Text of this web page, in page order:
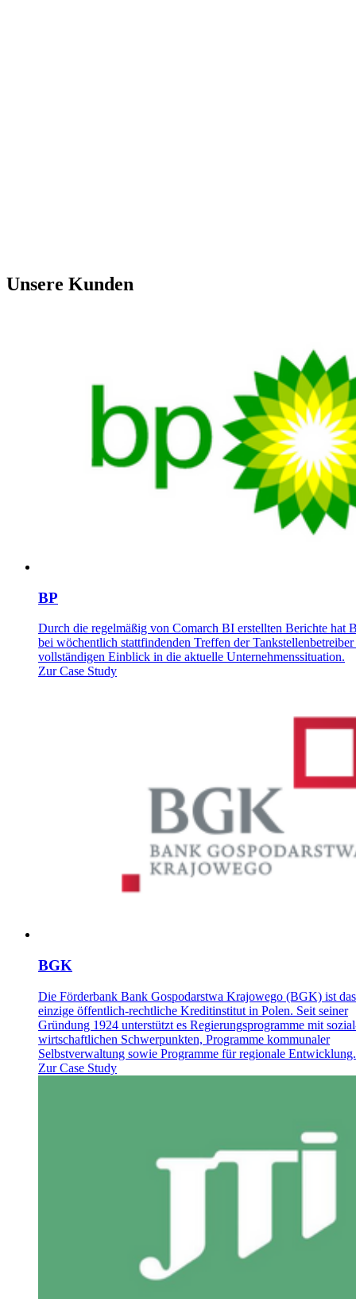
Unsere Kunden
BP
Durch die regelmäßig von Comarch BI erstellten Berichte hat
bei wöchentlich stattfindenden Treffen der Tankstellenbetreiber
vollständigen Einblick in die aktuelle Unternehmenssituation.
Zur Case Study
BGK
Die Förderbank Bank Gospodarstwa Krajowego (BGK) ist das
einzige öffentlich-rechtliche Kreditinstitut in Polen. Seit seiner
Gründung 1924 unterstützt es Regierungsprogramme mit
wirtschaftlichen Schwerpunkten, Programme kommunaler
Selbstverwaltung sowie Programme für regionale Entwicklung.
Zur Case Study